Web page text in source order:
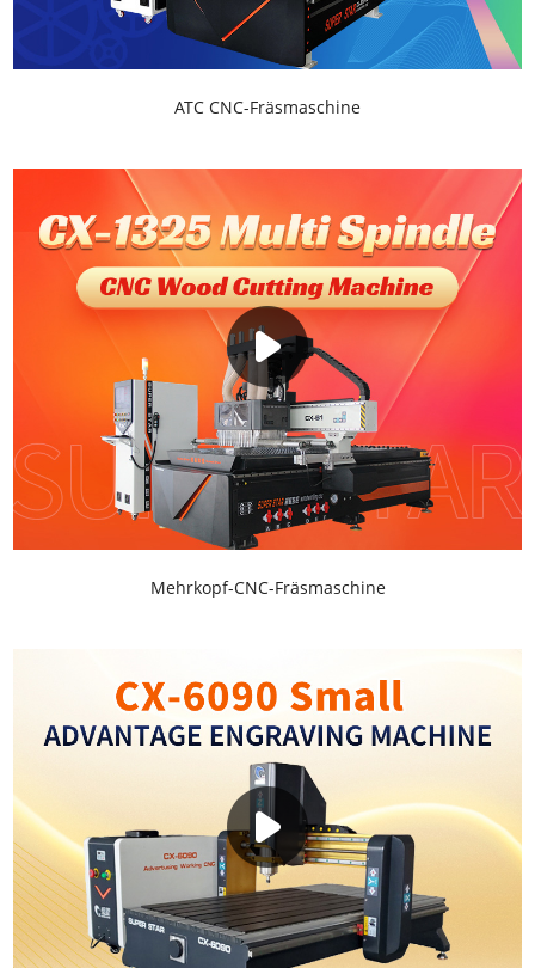
ATC CNC-Fräsmaschine
Mehrkopf-CNC-Fräsmaschine